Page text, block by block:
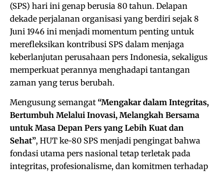
(SPS) hari ini genap berusia 80 tahun. Delapan
dekade perjalanan organisasi yang berdiri sejak 8
Juni 1946 ini menjadi momentum penting untuk
merefleksikan kontribusi SPS dalam menjaga
keberlanjutan perusahaan pers Indonesia, sekaligus
memperkuat perannya menghadapi tantangan
zaman yang terus berubah.
Mengusung semangat “Mengakar dalam Integritas,
Bertumbuh Melalui Inovasi, Melangkah Bersama
untuk Masa Depan Pers yang Lebih Kuat dan
Sehat”, HUT ke-80 SPS menjadi pengingat bahwa
fondasi utama pers nasional tetap terletak pada
integritas, profesionalisme, dan komitmen terhadap